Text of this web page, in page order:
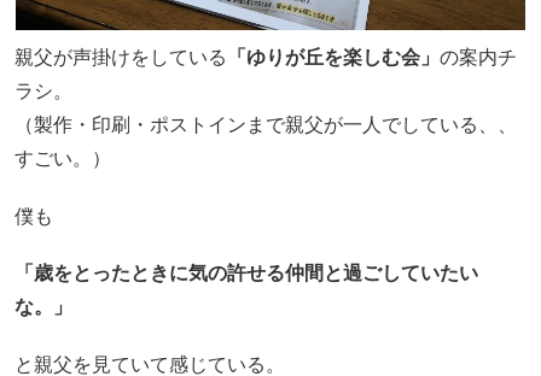
親父が声掛けをしている 「ゆりが丘を楽しむ会」 の案内チ
ラシ。
（製作・印刷・ポストインまで親父が一人でしている、、
すごい。）
僕も
「歳をとったときに気の許せる仲間と過ごしていたい
な。」
と親父を見ていて感じている。